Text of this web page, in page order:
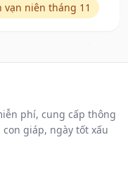
vạn niên tháng 11
phí, cung cấp thông
giáp, ngày tốt xấu